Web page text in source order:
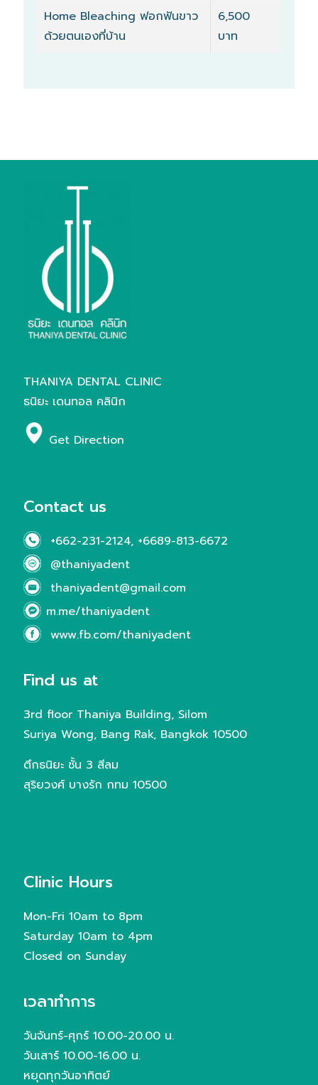
Home Bleaching ฟอกฟันขาว
ด้วยตนเองที่บ้าน
6,500
บาท
THANIYA DENTAL CLINIC
ธนิยะ เดนทอล คลินิก
Get Direction
Contact us
+662-231-2124, +6689-813-6672
@thaniyadent
thaniyadent@gmail.com
m.me/thaniyadent
www.fb.com/thaniyadent
Find us at
3rd floor Thaniya Building, Silom
Suriya Wong, Bang Rak, Bangkok 10500
ตึกธนิยะ ชั้น 3 สีลม
สุริยวงศ์ บางรัก กทม 10500
Clinic Hours
Mon-Fri 10am to 8pm
Saturday 10am to 4pm
Closed on Sunday
เวลาทำการ
วันจันทร์-ศุกร์ 10.00-20.00 น.
วันเสาร์ 10.00-16.00 น.
หยุดทุกวันอาทิตย์